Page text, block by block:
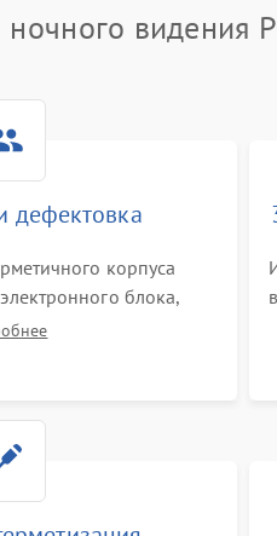
видения
дефектовка
корпуса
блока,
и